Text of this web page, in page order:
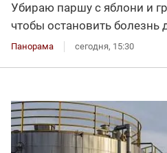
Убираю паршу с яблони и
чтобы остановить болезнь
Панорама сегодня, 15:30